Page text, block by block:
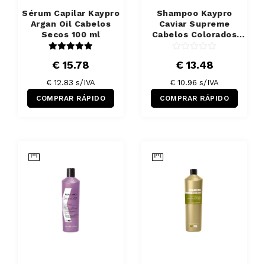
Sérum Capilar Kaypro
Argan Oil Cabelos
Secos 100 ml
€ 15.78
€ 12.83 s/IVA
COMPRAR RÁPIDO
Shampoo Kaypro
Caviar Supreme
Cabelos Colorados
€ 13.48
€ 10.96 s/IVA
COMPRAR RÁPIDO